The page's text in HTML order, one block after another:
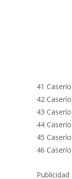
41
42
43
44
45
46
Publicidad